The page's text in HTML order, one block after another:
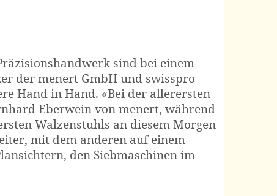
sind bei einem
der menert GmbH und swisspro-
Hand in Hand. «Bei der allerersten
Eberweinvon menert, während
Walzenstuhls an diesem Morgen
mit dem anderen auf einem
den Siebmaschinen im